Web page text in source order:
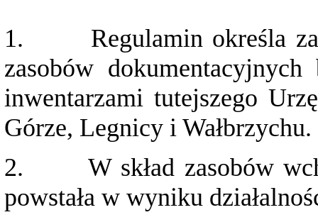
1.
Regulamin określa
zasobów
inwentarzami tutejszego
Górze, Legnicy i Wałbrzychu.
2.
W skład zasobów
powstała w wyniku